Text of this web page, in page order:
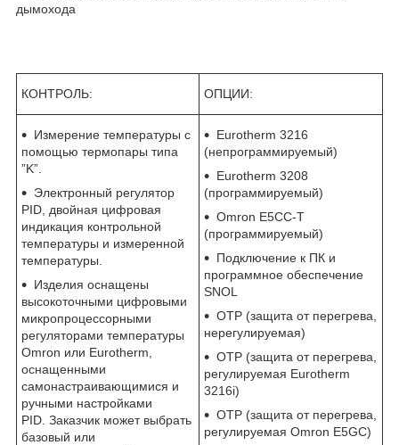
дымохода
КОНТРОЛЬ: ОПЦИИ:
Измерение температуры с
помощью термопары типа
”K”.
Электронный регулятор
PID, двойная цифровая
индикация контрольной
температуры и измеренной
температуры.
Изделия оснащены
высокоточными цифровыми
микропроцессорными
регуляторами температуры
Omron или Eurotherm,
оснащенными
самонастраивающимися и
ручными настройками
PID. Заказчик может выбрать
базовый или
Eurotherm 3216
(непрограммируемый)
Eurotherm 3208
(программируемый)
Omron E5CC-T
(программируемый)
Подключение к ПК и
программное обеспечение
SNOL
OTP (защита от перегрева,
нерегулируемая)
OTP (защита от перегрева,
регулируемая Eurotherm
3216i)
OTP (защита от перегрева,
регулируемая Omron E5GC)